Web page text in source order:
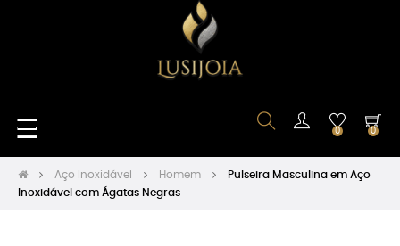
Toggle
navigation
☰ 0 0
Aço Inoxidável Homem
Pulseira Masculina em Aço
Inoxidável com Ágatas Negras